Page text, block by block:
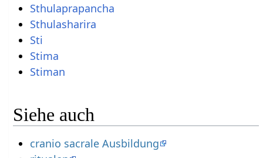
Sthulaprapancha
Sthulasharira
Sti
Stima
Stiman
Siehe auch
cranio sacrale Ausbildung